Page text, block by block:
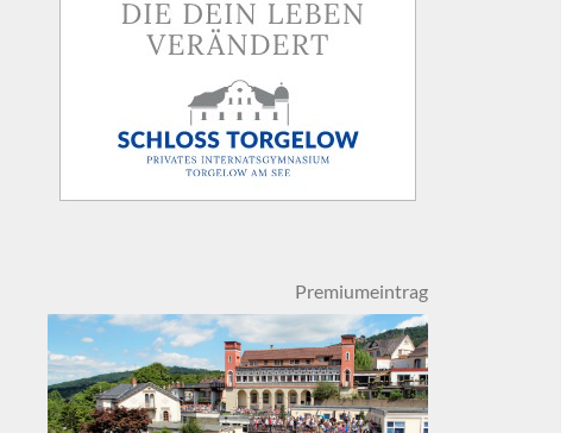
Premiumeintrag